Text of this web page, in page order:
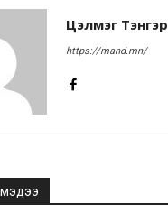
Цэлмэг Тэнгэр
https://mand.mn/